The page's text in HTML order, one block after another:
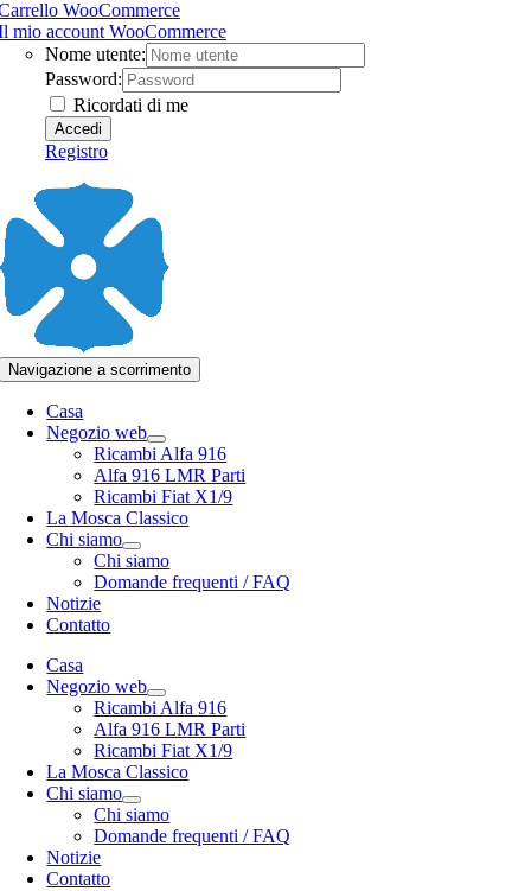
WooCommerce
mio account WooCommerce
Nome utente:
Password:
Ricordati di me
Registro
Navigazione a scorrimento
Casa
Negozio web
Ricambi Alfa 916
Alfa 916 LMR Parti
Ricambi Fiat X1/9
La Mosca Classico
Chi siamo
Chi siamo
Domande frequenti / FAQ
Notizie
Contatto
Casa
Negozio web
Ricambi Alfa 916
Alfa 916 LMR Parti
Ricambi Fiat X1/9
La Mosca Classico
Chi siamo
Chi siamo
Domande frequenti / FAQ
Notizie
Contatto